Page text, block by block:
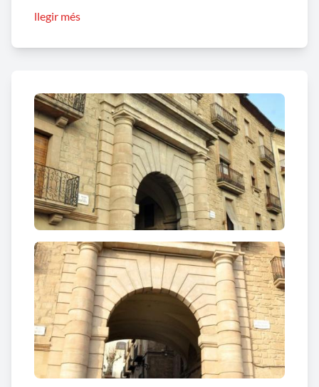
del recinte, elportal del Pont, corresponent a les
darreries del segle XVIII; el pont original, de dotze
arcades, fou enderrocat després de la guerra civil i
es va refer al mateix lloc amb molta més amplada.
La factura neoclàssica del portal del Pont està
formada per un arc de mig punt flanquejat per dues
columnes toscanes, amb arquitrau esglaonat amb
un fris en el qual hi ha una inscripció que recorda la
seva construcció vers l’any 1805.
El frontis està presidit per un Sol de metall, un dels
símbols de l’escut de Solsona.
llegir més